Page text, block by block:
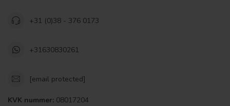
+31 (0)38 - 376 0173
+31630830261
[email protected]
KVK nummer: 08017204